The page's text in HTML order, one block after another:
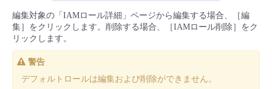
編集対象の「IAMロール詳細」ページから編集する場合、［編
集］をクリックします。削除する場合、［IAMロール削除］をク
リックします。
警告
デフォルトロールは編集および削除ができません。